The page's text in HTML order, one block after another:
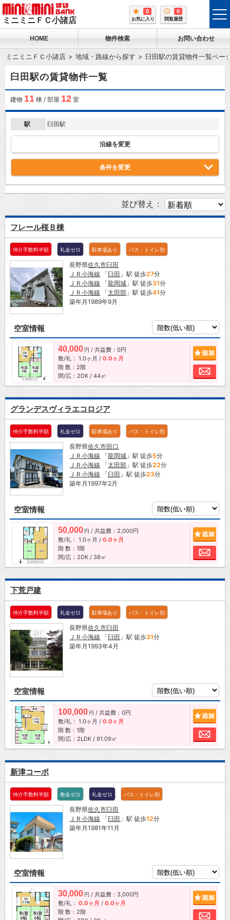
ミニミニＦＣ小諸店
0
お気に入り
0
閲覧履歴
HOME 物件検索 お問い合わせ
ミニミニＦＣ小諸店 地域・路線から探す 臼田駅の賃貸物件一覧ペー
臼田駅の賃貸物件一覧
建物 11棟 / 部屋 12室
駅 臼田駅
沿線を変更
条件を変更
並び替え：
フレール桜Ｂ棟
仲介手数料半額 礼金ゼロ 駐車場あり バス・トイレ別
長野県佐久市臼田
ＪＲ小海線 「臼田 」駅 徒歩27分
ＪＲ小海線 「龍岡城 」駅 徒歩31分
ＪＲ小海線 「太田部 」駅 徒歩41分
築年月1989年9月
空室情報
40,000 円 / 共益費：0円
敷/礼： 1.0ヶ月 / 0.0ヶ月
階 数：2階
間/広：2DK / 44㎡
お
グランデスヴィラエコロジア
仲介手数料半額 礼金ゼロ 駐車場あり バス・トイレ別
長野県佐久市田口
ＪＲ小海線 「龍岡城 」駅 徒歩5分
ＪＲ小海線 「太田部 」駅 徒歩22分
ＪＲ小海線 「臼田 」駅 徒歩23分
築年月1997年2月
空室情報
50,000 円 / 共益費：2,000円
敷/礼： 1.0ヶ月 / 0.0ヶ月
階 数：1階
間/広：2DK / 38㎡
お
下荒戸建
仲介手数料半額 礼金ゼロ 駐車場あり バス・トイレ別
長野県佐久市臼田
ＪＲ小海線 「臼田 」駅 徒歩31分
築年月1993年4月
空室情報
100,000 円 / 共益費：0円
敷/礼： 1.0ヶ月 / 0.0ヶ月
階 数：1階
間/広：2LDK / 91.09㎡
お
新津コーポ
仲介手数料半額 敷金ゼロ 礼金ゼロ バス・トイレ別
長野県佐久市臼田
ＪＲ小海線 「臼田 」駅 徒歩12分
築年月1981年11月
空室情報
30,000 円 / 共益費：3,000円
敷/礼： 0.0ヶ月 / 0.0ヶ月
階 数：2階
お